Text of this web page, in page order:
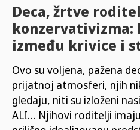
Deca, žrtve
konzervativizma:
između krivice i
Ovo su voljena, pažena
prijatnoj atmosferi, njih
gledaju, niti su izloženi
ALI… Njihovi roditelji